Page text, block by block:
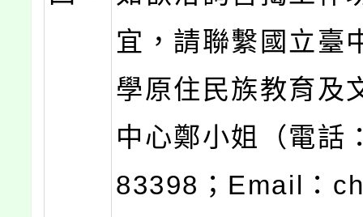
宜，請聯繫國立臺
學原住民族教育及
中心鄭小姐（電話
83398；Email：